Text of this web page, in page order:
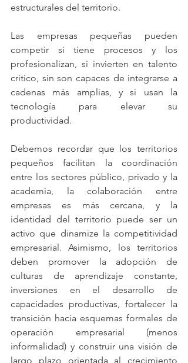
estructurales del territorio.
Las empresas pequeñas pueden
competir si tiene procesos y los
profesionalizan, si invierten en talento
crítico, sin son capaces de integrarse a
cadenas más amplias, y si usan la
tecnología para elevar su
productividad.
Debemos recordar que los territorios
pequeños facilitan la coordinación
entre los sectores público, privado y la
academia, la colaboración entre
empresas es más cercana, y la
identidad del territorio puede ser un
activo que dinamize la competitividad
empresarial. Asimismo, los territorios
deben promover la adopción de
culturas de aprendizaje constante,
inversiones en el desarrollo de
capacidades productivas, fortalecer la
transición hacia esquemas formales de
operación empresarial (menos
informalidad) y construir una visión de
largo plazo orientada al crecimiento